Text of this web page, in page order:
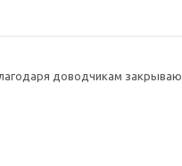
доводчикам